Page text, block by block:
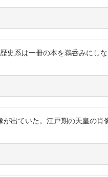
系は一冊の本を鵜呑みにし
出ていた。江戸期の天皇の